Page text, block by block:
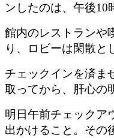
ンしたのは、午後10
館内のレストランや
り、ロビーは閑散と
チェックインを済ま
取ってから、肝心の
明日午前チェックア
出かけること。その